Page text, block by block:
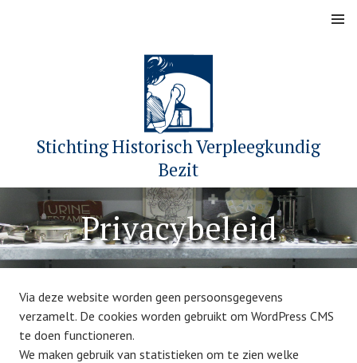
Stichting Historisch Verpleegkundig
Bezit
MENU
Privacybeleid
Via deze website worden geen persoonsgegevens
verzamelt. De cookies worden gebruikt om WordPress CMS
te doen functioneren.
We maken gebruik van statistieken om te zien welke